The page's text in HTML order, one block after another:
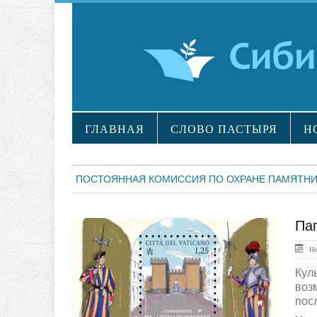
ГЛАВНАЯ СЛОВО ПАСТЫРЯ
ПОСТОЯННАЯ КОМИССИЯ ПО ОХРАНЕ
ЛЕНТА НОВОСТЕЙ